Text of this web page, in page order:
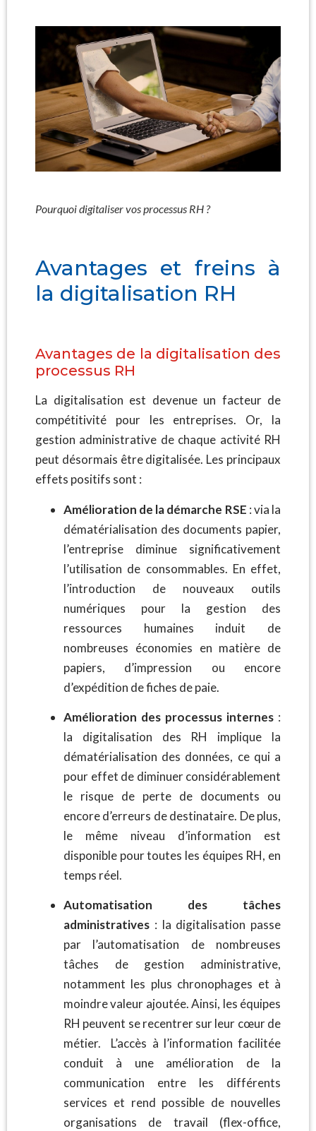
Pourquoi digitaliser vos processus RH ?
Avantages et freins à
la digitalisation RH
Avantages de la digitalisation des
processus RH
La digitalisation est devenue un facteur de
compétitivité pour les entreprises. Or, la
gestion administrative de chaque activité RH
peut désormais être digitalisée. Les principaux
effets positifs sont :
Amélioration de la démarche RSE : via la
dématérialisation des documents papier,
l’entreprise diminue significativement
l’utilisation de consommables. En effet,
l’introduction de nouveaux outils
numériques pour la gestion des
ressources humaines induit de
nombreuses économies en matière de
papiers, d’impression ou encore
d’expédition de fiches de paie.
Amélioration des processus internes :
la digitalisation des RH implique la
dématérialisation des données, ce qui a
pour effet de diminuer considérablement
le risque de perte de documents ou
encore d’erreurs de destinataire. De plus,
le même niveau d’information est
disponible pour toutes les équipes RH, en
temps réel.
Automatisation des tâches
administratives : la digitalisation passe
par l’automatisation de nombreuses
tâches de gestion administrative,
notamment les plus chronophages et à
moindre valeur ajoutée. Ainsi, les équipes
RH peuvent se recentrer sur leur cœur de
métier. L’accès à l’information facilitée
conduit à une amélioration de la
communication entre les différents
services et rend possible de nouvelles
organisations de travail (flex-office,